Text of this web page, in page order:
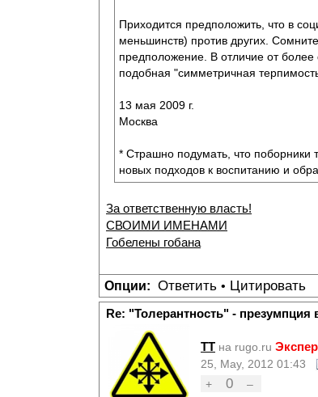
Приходится предположить, что в
меньшинств) против других.
предположение. В отличие от
подобная "симметричная
13 мая 2009 г.
Москва
* Страшно подумать, что поборники
новых подходов к воспитанию и
За ответственную власть!
СВОИМИ ИМЕНАМИ
Гобелены гобана
Опции: Ответить • Цитировать
Re: "Толерантность" - презумпция
TT на rugo.ru
25, May, 2012 01:43
+
0 –